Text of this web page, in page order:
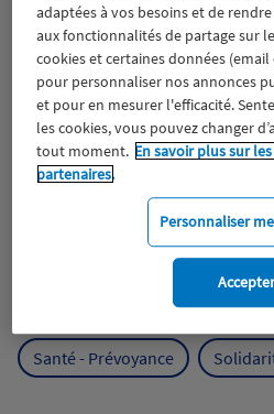
Aidants Catastrophes
Expérience clients
Mobilité
Protection de l'environnement
Protection des océans
Santé - Prévoyance
adaptées à vos besoins et de
aux fonctionnalités de partage sur
cookies et certaines données
pour personnaliser nos annonces
et pour en mesurer l'efficacité.
les cookies, vous pouvez changer
tout moment. En savoir plus sur
partenaires.
Personnaliser
Accepter